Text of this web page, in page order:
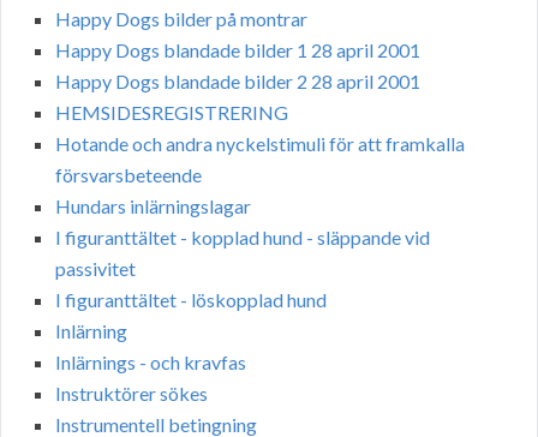
Happy Dogs bilder på montrar
Happy Dogs blandade bilder 1 28 april 2001
Happy Dogs blandade bilder 2 28 april 2001
HEMSIDESREGISTRERING
Hotande och andra nyckelstimuli för att framkalla
försvarsbeteende
Hundars inlärningslagar
I figuranttältet - kopplad hund - släppande vid
passivitet
I figuranttältet - löskopplad hund
Inlärning
Inlärnings - och kravfas
Instruktörer sökes
Instrumentell betingning